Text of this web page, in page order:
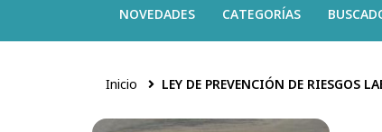
NOVEDADES CATEGORÍAS
Inicio LEY DE PREVENCIÓN DE RIESGOS